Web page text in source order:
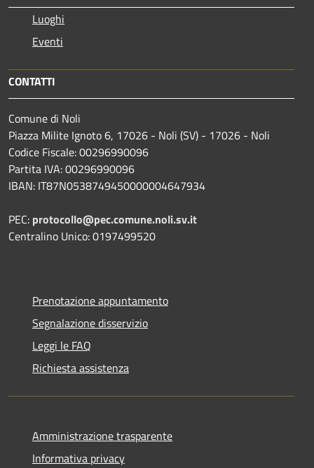
Luoghi
Eventi
CONTATTI
Comune di Noli
Piazza Milite Ignoto 6, 17026 - Noli (SV) - 17026 - Noli
Codice Fiscale: 00296990096
Partita IVA: 00296990096
IBAN: IT87N0538749450000004647934
PEC: protocollo@pec.comune.noli.sv.it
Centralino Unico: 0197499520
Prenotazione appuntamento
Segnalazione disservizio
Leggi le FAQ
Richiesta assistenza
Amministrazione trasparente
Informativa privacy